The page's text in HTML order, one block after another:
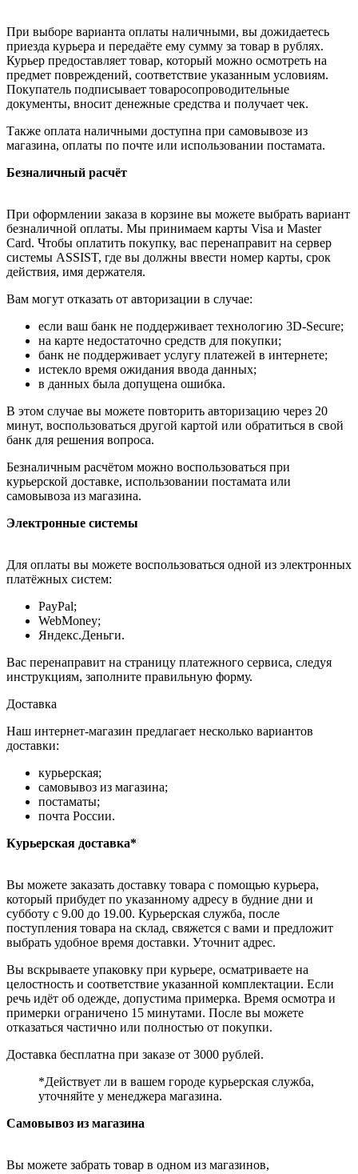
При выборе варианта оплаты наличными, вы дожидаетесь
приезда курьера и передаёте ему сумму за товар в рублях.
Курьер предоставляет товар, который можно осмотреть на
предмет повреждений, соответствие указанным условиям.
Покупатель подписывает товаросопроводительные
документы, вносит денежные средства и получает чек.
Также оплата наличными доступна при самовывозе из
магазина, оплаты по почте или использовании постамата.
Безналичный расчёт
При оформлении заказа в корзине вы можете выбрать вариант
безналичной оплаты. Мы принимаем карты Visa и Master
Card. Чтобы оплатить покупку, вас перенаправит на сервер
системы ASSIST, где вы должны ввести номер карты, срок
действия, имя держателя.
Вам могут отказать от авторизации в случае:
если ваш банк не поддерживает технологию 3D-Secure;
на карте недостаточно средств для покупки;
банк не поддерживает услугу платежей в интернете;
истекло время ожидания ввода данных;
в данных была допущена ошибка.
В этом случае вы можете повторить авторизацию через 20
минут, воспользоваться другой картой или обратиться в свой
банк для решения вопроса.
Безналичным расчётом можно воспользоваться при
курьерской доставке, использовании постамата или
самовывоза из магазина.
Электронные системы
Для оплаты вы можете воспользоваться одной из электронных
платёжных систем:
PayPal;
WebMoney;
Яндекс.Деньги.
Вас перенаправит на страницу платежного сервиса, следуя
инструкциям, заполните правильную форму.
Доставка
Наш интернет-магазин предлагает несколько вариантов
доставки:
курьерская;
самовывоз из магазина;
постаматы;
почта России.
Курьерская доставка*
Вы можете заказать доставку товара с помощью курьера,
который прибудет по указанному адресу в будние дни и
субботу с 9.00 до 19.00. Курьерская служба, после
поступления товара на склад, свяжется с вами и предложит
выбрать удобное время доставки. Уточнит адрес.
Вы вскрываете упаковку при курьере, осматриваете на
целостность и соответствие указанной комплектации. Если
речь идёт об одежде, допустима примерка. Время осмотра и
примерки ограничено 15 минутами. После вы можете
отказаться частично или полностью от покупки.
Доставка бесплатна при заказе от 3000 рублей.
*Действует ли в вашем городе курьерская служба,
уточняйте у менеджера магазина.
Самовывоз из магазина
Вы можете забрать товар в одном из магазинов,